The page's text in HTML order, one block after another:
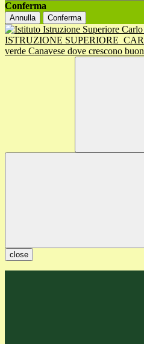
Conferma
Annulla Conferma
ISTRUZIONE SUPERIORE
verde Canavese dove crescono
close